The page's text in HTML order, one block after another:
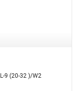
9 (20-32 )/W2